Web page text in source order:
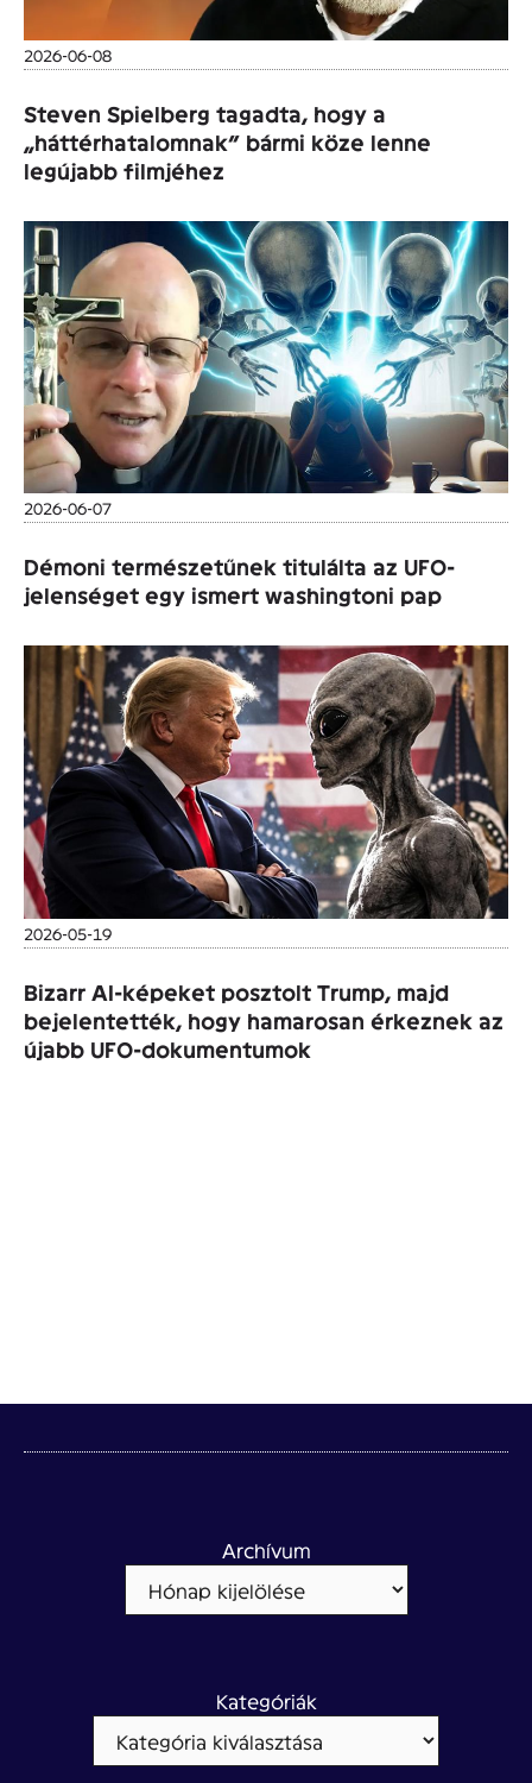
2026-06-08
Steven Spielberg tagadta, hogy a
„háttérhatalomnak” bármi köze lenne
legújabb filmjéhez
2026-06-07
Démoni természetűnek titulálta az UFO-
jelenséget egy ismert washingtoni pap
2026-05-19
Bizarr AI-képeket posztolt Trump, majd
bejelentették, hogy hamarosan érkeznek az
újabb UFO-dokumentumok
Archívum
Kategóriák